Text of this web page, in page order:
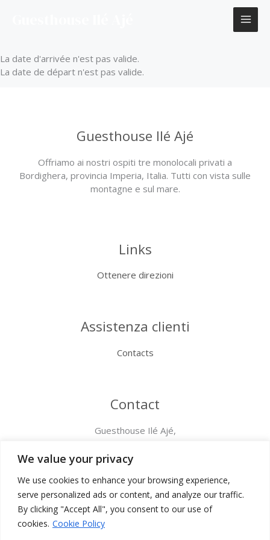
We value your privacy
We use cookies to enhance your browsing experience,
serve personalized ads or content, and analyze our traffic.
By clicking "Accept All", you consent to our use of
cookies. Cookie Policy
La date d'arrivée n'est pas valide.
La date de départ n'est pas valide.
Guesthouse Ilé Ajé
Offriamo ai nostri ospiti tre monolocali privati a
Bordighera, provincia Imperia, Italia. Tutti con vista sulle
montagne e sul mare.
Links
Ottenere direzioni
Assistenza clienti
Contacts
Contact
Guesthouse Ilé Ajé,
+39 349 620 7898